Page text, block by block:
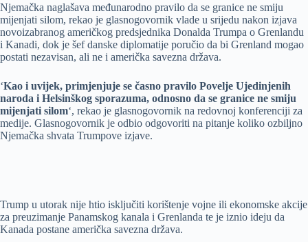
Njemačka naglašava međunarodno pravilo da se granice ne smiju
mijenjati silom, rekao je glasnogovornik vlade u srijedu nakon izjava
novoizabranog američkog predsjednika Donalda Trumpa o Grenlandu
i Kanadi, dok je šef danske diplomatije poručio da bi Grenland mogao
postati nezavisan, ali ne i američka savezna država.
‘Kao i uvijek, primjenjuje se časno pravilo Povelje Ujedinjenih
naroda i Helsinškog sporazuma, odnosno da se granice ne smiju
mijenjati silom‘, rekao je glasnogovornik na redovnoj konferenciji za
medije. Glasnogovornik je odbio odgovoriti na pitanje koliko ozbiljno
Njemačka shvata Trumpove izjave.
Trump u utorak nije htio isključiti korištenje vojne ili ekonomske akcije
za preuzimanje Panamskog kanala i Grenlanda te je iznio ideju da
Kanada postane američka savezna država.